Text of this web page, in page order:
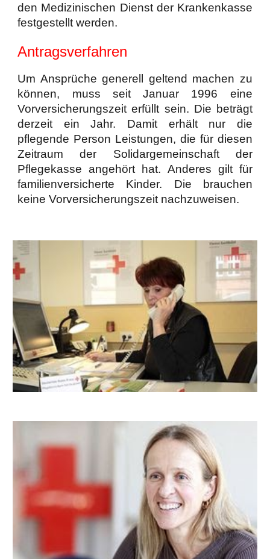
den Medizinischen Dienst der Krankenkasse
festgestellt werden.
Antragsverfahren
Um Ansprüche generell geltend machen zu
können, muss seit Januar 1996 eine
Vorversicherungszeit erfüllt sein. Die beträgt
derzeit ein Jahr. Damit erhält nur die
pflegende Person Leistungen, die für diesen
Zeitraum der Solidargemeinschaft der
Pflegekasse angehört hat. Anderes gilt für
familienversicherte Kinder. Die brauchen
keine Vorversicherungszeit nachzuweisen.